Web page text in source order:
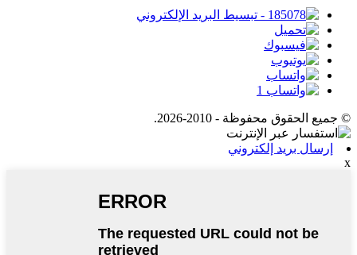
© جميع الحقوق محفوظة - 2010-2026.
إرسال بريد إلكتروني
x